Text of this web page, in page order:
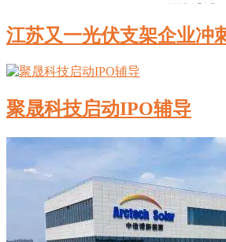
江苏又一光伏支架企业冲
聚晟科技启动IPO辅导